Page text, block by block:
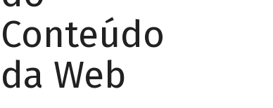
Conteúdo
da Web